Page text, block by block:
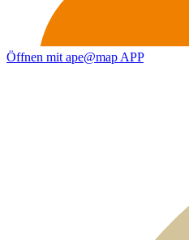
Öffnen mit ape@map APP